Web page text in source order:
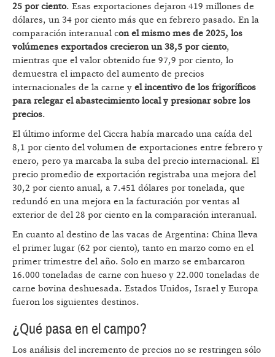
25 por ciento. Esas exportaciones dejaron 419 millones de
dólares, un 34 por ciento más que en febrero pasado. En la
comparación interanual con el mismo mes de 2025, los
volúmenes exportados crecieron un 38,5 por ciento,
mientras que el valor obtenido fue 97,9 por ciento, lo
demuestra el impacto del aumento de precios
internacionales de la carne y el incentivo de los frigoríficos
para relegar el abastecimiento local y presionar sobre los
precios.
El último informe del Ciccra había marcado una caída del
8,1 por ciento del volumen de exportaciones entre febrero y
enero, pero ya marcaba la suba del precio internacional. El
precio promedio de exportación registraba una mejora del
30,2 por ciento anual, a 7.451 dólares por tonelada, que
redundó en una mejora en la facturación por ventas al
exterior de del 28 por ciento en la comparación interanual.
En cuanto al destino de las vacas de Argentina: China lleva
el primer lugar (62 por ciento), tanto en marzo como en el
primer trimestre del año. Solo en marzo se embarcaron
16.000 toneladas de carne con hueso y 22.000 toneladas de
carne bovina deshuesada. Estados Unidos, Israel y Europa
fueron los siguientes destinos.
¿Qué pasa en el campo?
Los análisis del incremento de precios no se restringen sólo